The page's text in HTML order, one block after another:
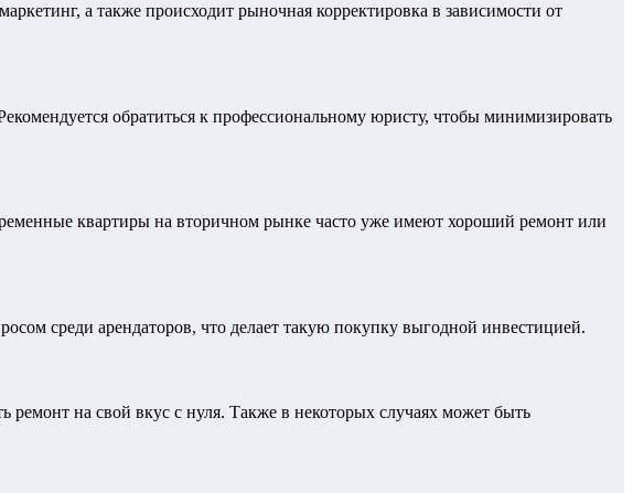
а также происходит рыночная корректировка в зависимости от
обратиться к профессиональному юристу, чтобы минимизировать
квартиры на вторичном рынке часто уже имеют хороший ремонт или
среди арендаторов, что делает такую покупку выгодной инвестицией.
на свой вкус с нуля. Также в некоторых случаях может быть